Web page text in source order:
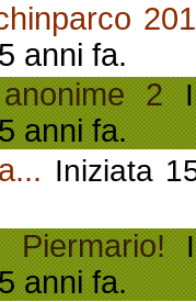
anni fa.
2
anni fa.
Iniziata
anni fa.